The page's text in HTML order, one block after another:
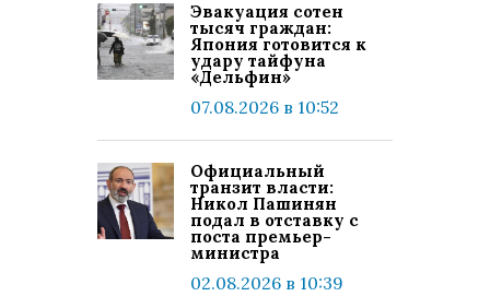
Эвакуация сотен
тысяч граждан:
Япония готовится к
удару тайфуна
«Дельфин»
07.08.2026 в 10:52
Официальный
транзит власти:
Никол Пашинян
подал в отставку с
поста премьер-
министра
02.08.2026 в 10:39